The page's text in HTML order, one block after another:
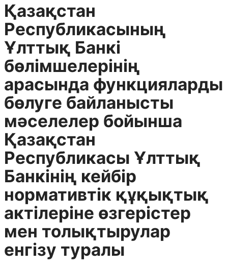
Қазақстан
Республикасының
Ұлттық Банкі
бөлімшелерінің
арасында функцияларды
бөлуге байланысты
мәселелер бойынша
Қазақстан
Республикасы Ұлттық
Банкінің кейбір
нормативтік құқықтық
актілеріне өзгерістер
мен толықтырулар
енгізу туралы